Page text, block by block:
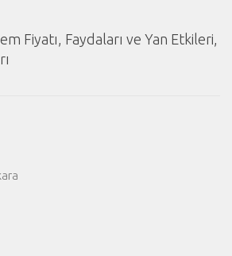
Fiyatı, Faydaları ve Yan Etkileri,